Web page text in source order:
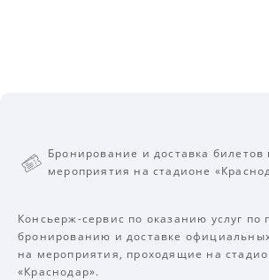
Бронирование и доставка билетов
мероприятия на стадионе
Консьерж-сервис по оказанию услуг по
бронированию и доставке
на мероприятия, проходящие на
«Краснодар».